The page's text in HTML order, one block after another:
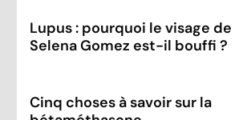
Lupus : pourquoi le visage de
Selena Gomez est-il bouffi ?
Cinq choses à savoir sur la